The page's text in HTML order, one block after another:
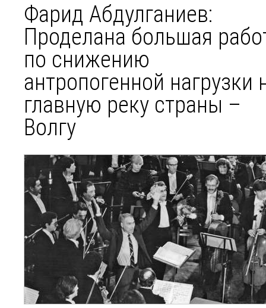
Фарид Абдулганиев:
Проделана большая
по снижению
антропогенной нагрузки
главную реку страны –
Волгу